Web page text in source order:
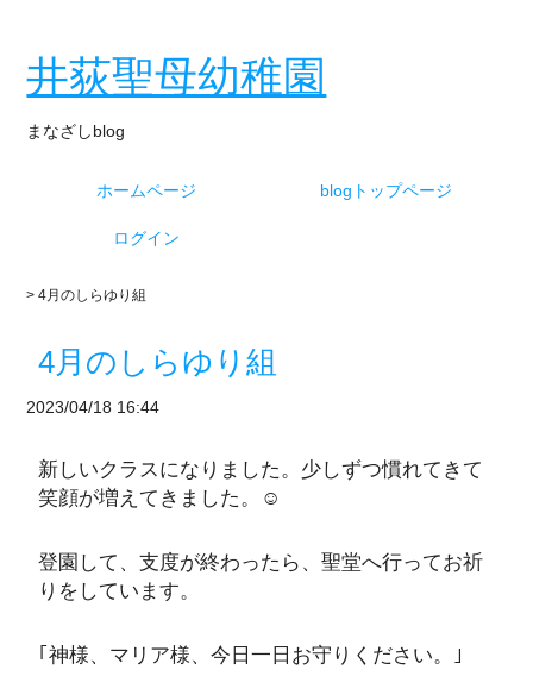
井荻聖母幼稚園
まなざしblog
ホームページ blogトップページ
ログイン
> 4月のしらゆり組
4月のしらゆり組
2023/04/18 16:44
新しいクラスになりました。少しずつ慣れてきて
笑顔が増えてきました。☺
登園して、支度が終わったら、聖堂へ行ってお祈
りをしています。
｢神様、マリア様、今日一日お守りください。｣